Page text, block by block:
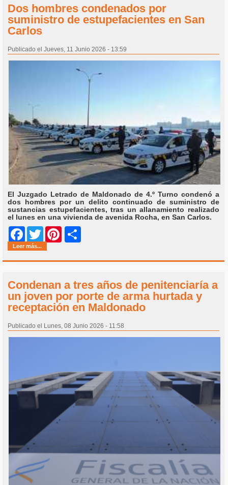
Dos hombres condenados por
suministro de estupefacientes en San
Carlos
Publicado el Jueves, 11 Junio 2026 - 13:59
El Juzgado Letrado de Maldonado de 4.º Turno condenó a
dos hombres por un delito continuado de suministro de
sustancias estupefacientes, tras un allanamiento realizado
el lunes en una vivienda de avenida Rocha, en San Carlos.
Facebook
Twitter Pinterest
Leer más...
Condenan a tres años de penitenciaría a
un joven por porte de arma hurtada y
receptación en Maldonado
Publicado el Lunes, 08 Junio 2026 - 11:58